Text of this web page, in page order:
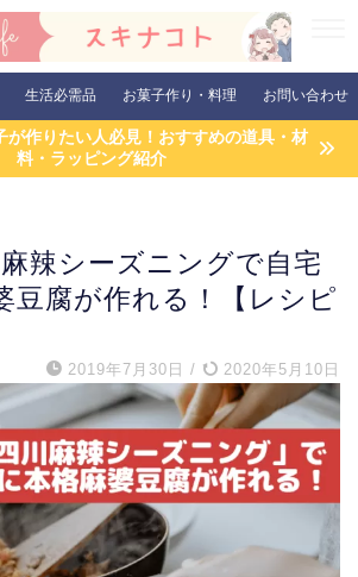
生活必需品 お菓子作り・料理 お問い合わせ
が作りたい人必見！おすすめの道具・材
料・ラッピング紹介
辣シーズニングで自宅
豆腐が作れる！【レシピ
2019年7月30日 / 2020年5月10日